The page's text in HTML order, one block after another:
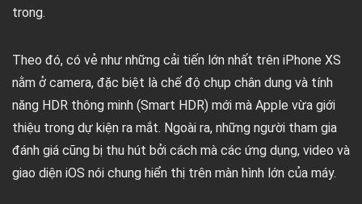
trong.
Theo đó, có vẻ như những cải tiến lớn nhất trên iPhone XS
nằm ở camera, đặc biệt là chế độ chụp chân dung và tính
năng HDR thông minh (Smart HDR) mới mà Apple vừa giới
thiệu trong dự kiện ra mắt. Ngoài ra, những người tham gia
đánh giá cũng bị thu hút bởi cách mà các ứng dụng, video và
giao diện iOS nói chung hiển thị trên màn hình lớn của máy.